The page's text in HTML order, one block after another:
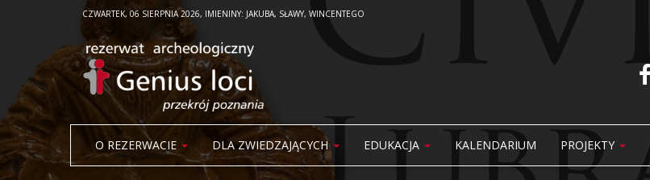
CZWARTEK, 06 SIERPNIA 2026, IMIENINY: JAKUBA, SŁAWY, WINCENTEGO
O REZERWACIE
DLA ZWIEDZAJĄCYCH EDUKACJA KALENDARIUM PROJEKTY